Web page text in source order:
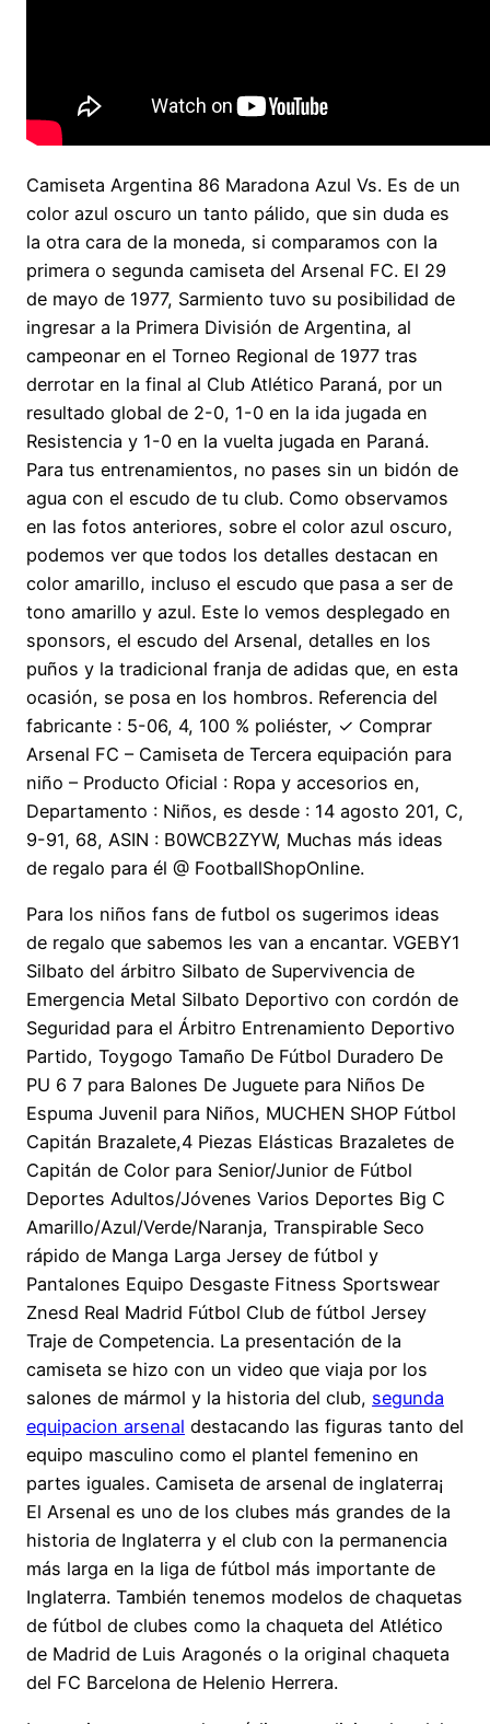
Camiseta Argentina 86 Maradona Azul Vs. Es de un
color azul oscuro un tanto pálido, que sin duda es
la otra cara de la moneda, si comparamos con la
primera o segunda camiseta del Arsenal FC. El 29
de mayo de 1977, Sarmiento tuvo su posibilidad de
ingresar a la Primera División de Argentina, al
campeonar en el Torneo Regional de 1977 tras
derrotar en la final al Club Atlético Paraná, por un
resultado global de 2-0, 1-0 en la ida jugada en
Resistencia y 1-0 en la vuelta jugada en Paraná.
Para tus entrenamientos, no pases sin un bidón de
agua con el escudo de tu club. Como observamos
en las fotos anteriores, sobre el color azul oscuro,
podemos ver que todos los detalles destacan en
color amarillo, incluso el escudo que pasa a ser de
tono amarillo y azul. Este lo vemos desplegado en
sponsors, el escudo del Arsenal, detalles en los
puños y la tradicional franja de adidas que, en esta
ocasión, se posa en los hombros. Referencia del
fabricante : 5-06, 4, 100 % poliéster, ✓ Comprar
Arsenal FC – Camiseta de Tercera equipación para
niño – Producto Oficial : Ropa y accesorios en,
Departamento : Niños, es desde : 14 agosto 201, C,
9-91, 68, ASIN : B0WCB2ZYW, Muchas más ideas
de regalo para él @ FootballShopOnline.
Para los niños fans de futbol os sugerimos ideas
de regalo que sabemos les van a encantar. VGEBY1
Silbato del árbitro Silbato de Supervivencia de
Emergencia Metal Silbato Deportivo con cordón de
Seguridad para el Árbitro Entrenamiento Deportivo
Partido, Toygogo Tamaño De Fútbol Duradero De
PU 6 7 para Balones De Juguete para Niños De
Espuma Juvenil para Niños, MUCHEN SHOP Fútbol
Capitán Brazalete,4 Piezas Elásticas Brazaletes de
Capitán de Color para Senior/Junior de Fútbol
Deportes Adultos/Jóvenes Varios Deportes Big C
Amarillo/Azul/Verde/Naranja, Transpirable Seco
rápido de Manga Larga Jersey de fútbol y
Pantalones Equipo Desgaste Fitness Sportswear
Znesd Real Madrid Fútbol Club de fútbol Jersey
Traje de Competencia. La presentación de la
camiseta se hizo con un video que viaja por los
salones de mármol y la historia del club, segunda
equipacion arsenal destacando las figuras tanto del
equipo masculino como el plantel femenino en
partes iguales. Camiseta de arsenal de inglaterra¡
El Arsenal es uno de los clubes más grandes de la
historia de Inglaterra y el club con la permanencia
más larga en la liga de fútbol más importante de
Inglaterra. También tenemos modelos de chaquetas
de fútbol de clubes como la chaqueta del Atlético
de Madrid de Luis Aragonés o la original chaqueta
del FC Barcelona de Helenio Herrera.